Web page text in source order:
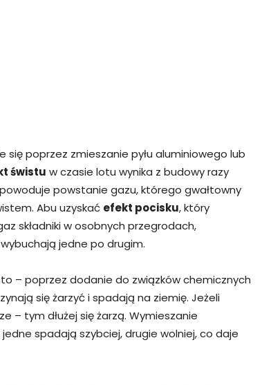
się poprzez zmieszanie pyłu aluminiowego lub
świstu w czasie lotu wynika z budowy razy
powstanie gazu, którego gwałtowny
Abu uzyskać efekt pocisku, który
składniki w osobnych przegrodach,
jedne po drugim.
– poprzez dodanie do związków chemicznych
się żarzyć i spadają na ziemię. Jeżeli
– tym dłużej się żarzą. Wymieszanie
spadają szybciej, drugie wolniej, co daje